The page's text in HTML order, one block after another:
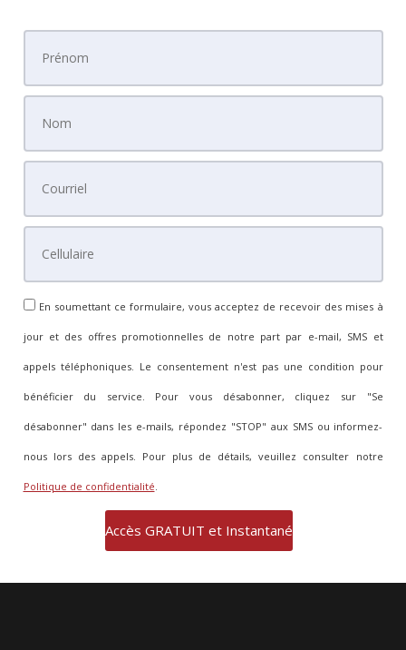
En soumettant ce formulaire, vous acceptez de recevoir des mises à
jour et des offres promotionnelles de notre part par e-mail, SMS et
appels téléphoniques. Le consentement n'est pas une condition pour
bénéficier du service. Pour vous désabonner, cliquez sur "Se
désabonner" dans les e-mails, répondez "STOP" aux SMS ou informez-
nous lors des appels. Pour plus de détails, veuillez consulter notre
Politique de confidentialité.